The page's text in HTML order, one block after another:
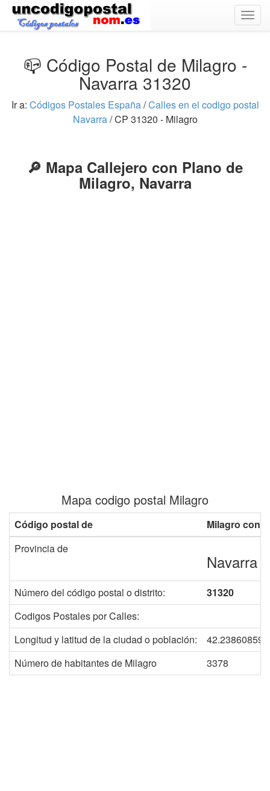
📪 Código Postal de Milagro -
Navarra 31320
Ir a: Códigos Postales España/Calles en el codigo postal
Navarra/ CP 31320 - Milagro
🔎 Mapa Callejero con Plano de
Milagro, Navarra
Mapa codigo postal Milagro
Código postal de
Milagro con
Provincia de
Navarra
Número del código postal o distrito:
31320
Codigos Postales por Calles:
Longitud y latitud de la ciudad o población:
Número de habitantes de Milagro
3378